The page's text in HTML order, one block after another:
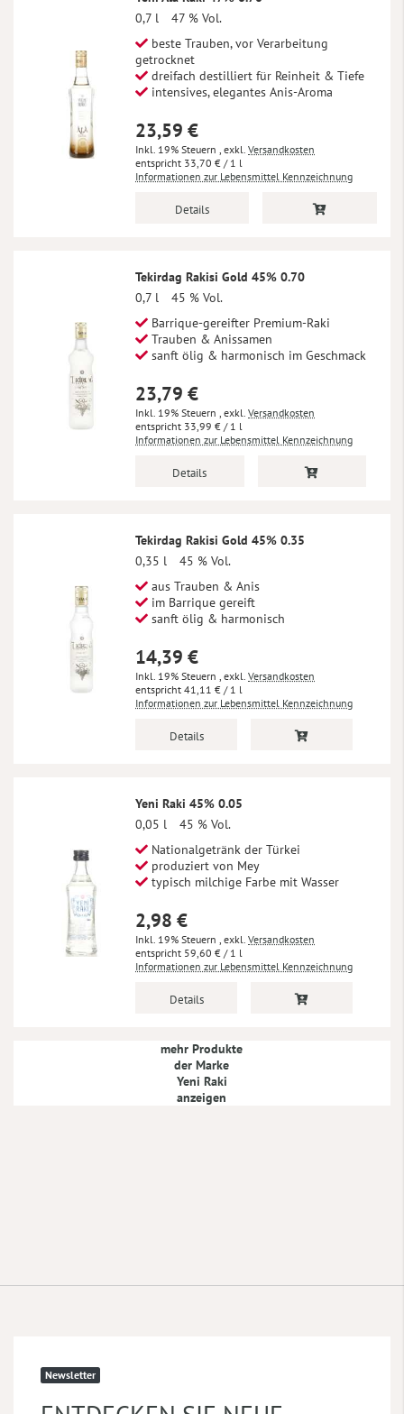
0,7 l
47 % Vol.
beste Trauben, vor Verarbeitung
getrocknet
dreifach destilliert für Reinheit & Tiefe
intensives, elegantes Anis-Aroma
23,59 €
Inkl. 19% Steuern , exkl. Versandkosten
33,70 € / 1 l
Informationen zur Lebensmittel Kennzeichnung
Details
Tekirdag Rakisi Gold 45% 0.70
0,7 l
45 % Vol.
Barrique-gereifter Premium-Raki
Trauben & Anissamen
sanft ölig & harmonisch im Geschmack
23,79 €
Inkl. 19% Steuern , exkl. Versandkosten
33,99 € / 1 l
Informationen zur Lebensmittel Kennzeichnung
Details
Tekirdag Rakisi Gold 45% 0.35
0,35 l
45 % Vol.
aus Trauben & Anis
im Barrique gereift
sanft ölig & harmonisch
14,39 €
Inkl. 19% Steuern , exkl. Versandkosten
41,11 € / 1 l
Informationen zur Lebensmittel Kennzeichnung
Details
Yeni Raki 45% 0.05
0,05 l
45 % Vol.
Nationalgetränk der Türkei
produziert von Mey
typisch milchige Farbe mit Wasser
2,98 €
Inkl. 19% Steuern , exkl. Versandkosten
59,60 € / 1 l
Informationen zur Lebensmittel Kennzeichnung
Details
mehr Produkte
der Marke
Yeni Raki
anzeigen
Newsletter